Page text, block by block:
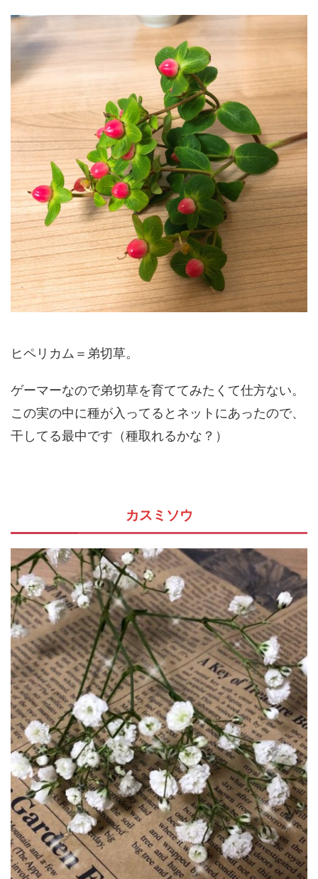
ヒペリカム＝弟切草。
ゲーマーなので弟切草を育ててみたくて仕方ない。
この実の中に種が入ってるとネットにあったので、
干してる最中です（種取れるかな？）
カスミソウ